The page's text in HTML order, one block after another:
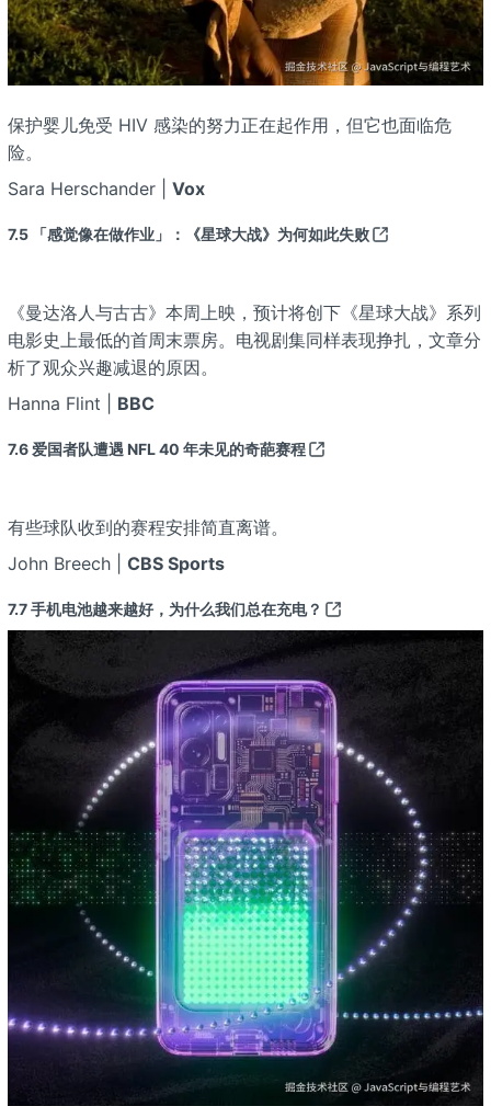
保护婴儿免受 HIV 感染的努力正在起作用，但它也面临危
险。
Sara Herschander | Vox
7.5 「感觉像在做作业」：《星球大战》为何如此失败
《曼达洛人与古古》本周上映，预计将创下《星球大战》系列
电影史上最低的首周末票房。电视剧集同样表现挣扎，文章分
析了观众兴趣减退的原因。
Hanna Flint | BBC
7.6 爱国者队遭遇 NFL 40 年未见的奇葩赛程
有些球队收到的赛程安排简直离谱。
John Breech | CBS Sports
7.7手机电池越来越好，为什么我们总在充电？